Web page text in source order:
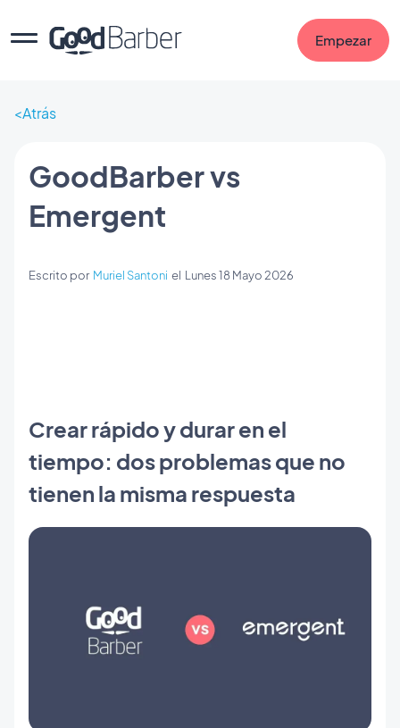
Empezar
Atrás
GoodBarber vs
Emergent
Escrito por Muriel Santoni el Lunes 18 Mayo 2026
Crear rápido y durar en el
tiempo: dos problemas que no
tienen la misma respuesta